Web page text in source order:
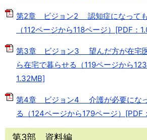
第2章 ビジョン2 認知症になっても
（112ページから118ページ）[PDF：
第3章 ビジョン3 望んだ方が在宅
ら在宅で暮らせる（119ページから
1.32MB]
第4章 ビジョン4 介護が必要にな
る（124ページから179ページ）[PDF
第3部 資料編